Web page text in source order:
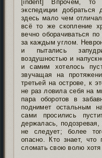
[indent] Впрочем, то
экспедиции
здесь мало чем
всё то же скопление
вечно оборачиваться
за каждым углом.
и пытались
воздушностью и
и самим хотелось
звучащая на
третьей на острове, к
не раз ловила себя на
пара оборотов в
поднимет остальным
сами просились
держалась,
не следует; более
опасно. Кто знает, что
сломать свою волю